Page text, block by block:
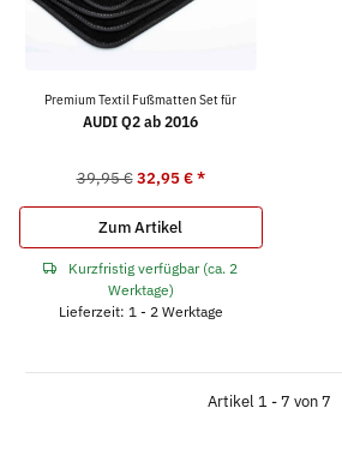
Premium Textil Fußmatten Set für
AUDI Q2 ab 2016
39,95 € 32,95 €*
Zum Artikel
Kurzfristig verfügbar (ca. 2
Werktage)
Lieferzeit: 1 - 2 Werktage
Artikel 1 - 7 von 7